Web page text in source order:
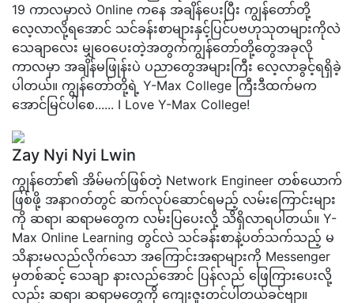
19 ကာလမှာလဲ Online ကနေ အချိန်ပေးပြီး ကျွန်တော်တို့
လေ့လာလို့ရအောင် သင်ခန်းစာများနှင့်ပြင်ပဗဟုသုတများကိုလဲ
သေချာလေး မျှဝေပေးတဲ့အတွက်ကျွန်တော်တို့တွေအခုလို
ကာလမှာ အချိန်မဖြုန်းပဲ ပညာတွေအများကြီး လေ့လာခွင့်ရရှိခဲ့
ပါတယ်။ ကျွန်တော်တို့ရဲ့ Y-Max College ကြီးဒီထက်မက
အောင်မြင်ပါစေ...... I Love Y-Max College!
Zay Nyi Nyi Lwin
ကျွန်တော်၏ အိမ်မက်ဖြစ်တဲ့ Network Engineer တစ်ယောက်
ဖြစ်ဖို့ အနာဂတ်တွင် ဆက်လုပ်ဆောင်ရမည့် လမ်းကြောင်းများ
ကို ဆရာ၊ ဆရာမတွေက လမ်းပြပေးလို့ သိရှိလာရပါတယ်။ Y-
Max Online Learning တွင်လဲ သင်ခန်းစာနဲ့ပတ်သက်သည့် မ
သိနားမလည်လိုက်သော အကြောင်းအရာများကို Messenger
မှတစ်ဆင့် သေချာ နားလည်အောင် ပြန်လည် ဖြေကြားပေးလို့
လည်း ဆရာ၊ ဆရာမတွေကို ကျေးဇူးတင်ပါတယ်ခင်ဗျာ။